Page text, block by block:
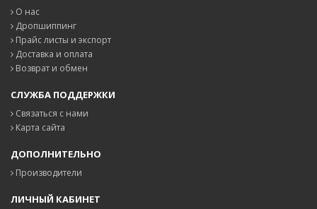
О нас
Дропшиппинг
Прайс листы и экспорт
Доставка и оплата
Возврат и обмен
СЛУЖБА ПОДДЕРЖКИ
Связаться с нами
Карта сайта
ДОПОЛНИТЕЛЬНО
Производители
ЛИЧНЫЙ КАБИНЕТ